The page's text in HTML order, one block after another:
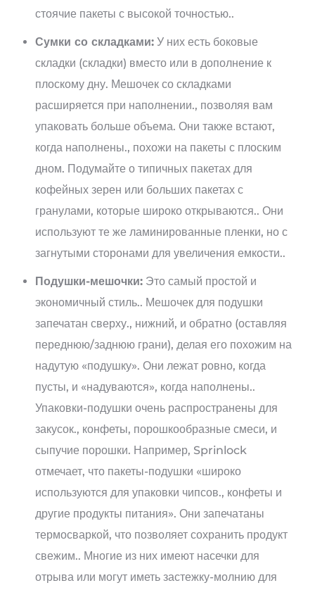
стоячие пакеты с высокой точностью..
Сумки со складками: У них есть боковые
складки (складки) вместо или в дополнение к
плоскому дну. Мешочек со складками
расширяется при наполнении., позволяя вам
упаковать больше объема. Они также встают,
когда наполнены., похожи на пакеты с плоским
дном. Подумайте о типичных пакетах для
кофейных зерен или больших пакетах с
гранулами, которые широко открываются.. Они
используют те же ламинированные пленки, но с
загнутыми сторонами для увеличения емкости..
Подушки-мешочки: Это самый простой и
экономичный стиль.. Мешочек для подушки
запечатан сверху., нижний, и обратно (оставляя
переднюю/заднюю грани), делая его похожим на
надутую «подушку». Они лежат ровно, когда
пусты, и «надуваются», когда наполнены..
Упаковки-подушки очень распространены для
закусок., конфеты, порошкообразные смеси, и
сыпучие порошки. Например, Sprinlock
отмечает, что пакеты-подушки «широко
используются для упаковки чипсов., конфеты и
другие продукты питания». Они запечатаны
термосваркой, что позволяет сохранить продукт
свежим.. Многие из них имеют насечки для
отрыва или могут иметь застежку-молнию для